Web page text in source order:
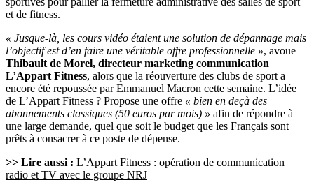
et de fitness.
« Jusque-là, les cours vidéo étaient une solution de dépannage mais
l’objectif est d’en faire une véritable offre professionnelle », avoue
Thibault de Morel, directeur marketing communication
L’Appart Fitness, alors que la réouverture des clubs de sport a
encore été repoussée par Emmanuel Macron cette semaine. L’idée
de L’Appart Fitness ? Propose une offre « bien en deçà des
abonnements classiques (50 euros par mois) » afin de répondre à
une large demande, quel que soit le budget que les Français sont
prêts à consacrer à ce poste de dépense.
>> Lire aussi : L’Appart Fitness : opération de communication
radio et TV avec le groupe NRJ